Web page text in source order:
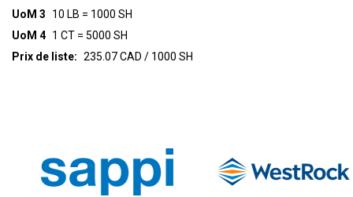
UoM 3
10 LB = 1000 SH
UoM 4 1 CT = 5000 SH
Prix de liste: 235.07 CAD / 1000 SH